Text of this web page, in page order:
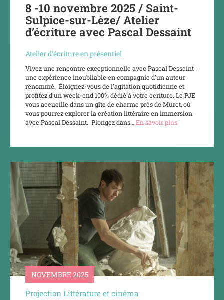
8 -10 novembre 2025 / Saint-
Sulpice-sur-Lèze/ Atelier
d’écriture avec Pascal Dessaint
Atelier d'écriture en présentiel
Vivez une rencontre exceptionnelle avec Pascal Dessaint :
une expérience inoubliable en compagnie d’un auteur
renommé. Éloignez-vous de l’agitation quotidienne et
profitez d’un week-end 100% dédié à votre écriture. Le PJE
vous accueille dans un gîte de charme près de Muret, où
vous pourrez explorer la création littéraire en immersion
avec Pascal Dessaint. Plongez dans… En savoir plus
NOVEMBRE 2025
Projection Littérature et cinéma